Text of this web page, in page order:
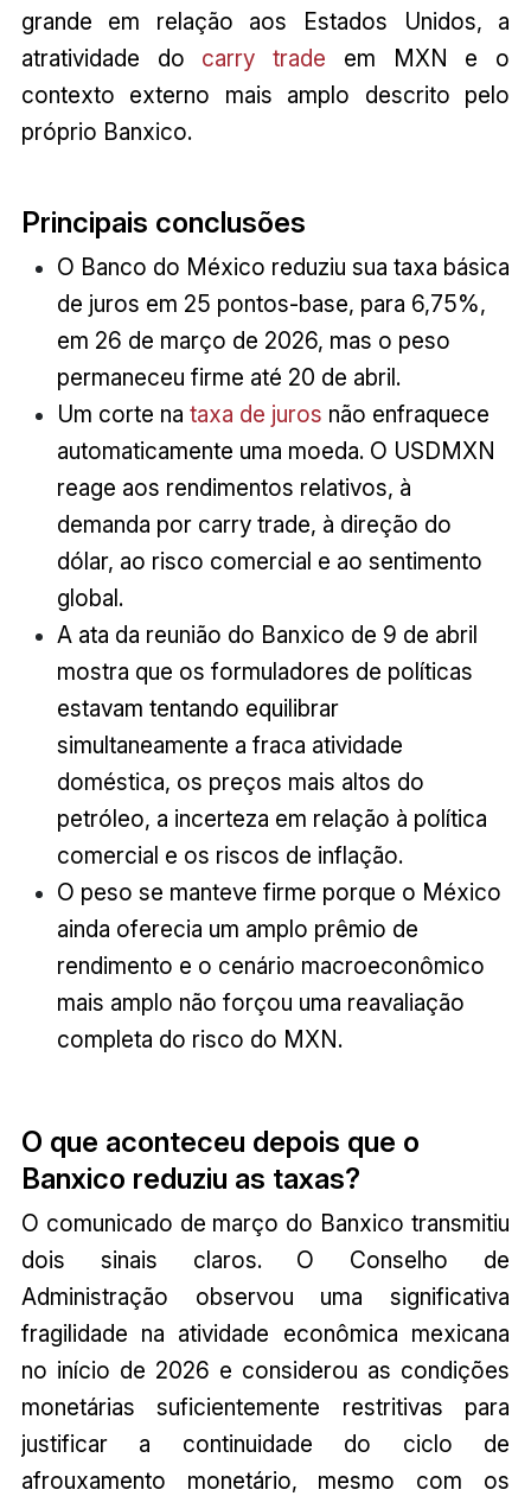
grande em relação aos Estados Unidos, a
atratividade do carry trade em MXN e o
contexto externo mais amplo descrito pelo
próprio Banxico.
Principais conclusões
O Banco do México reduziu sua taxa básica
de juros em 25 pontos-base, para 6,75%,
em 26 de março de 2026, mas o peso
permaneceu firme até 20 de abril.
Um corte na taxa de juros não enfraquece
automaticamente uma moeda. O USDMXN
reage aos rendimentos relativos, à
demanda por carry trade, à direção do
dólar, ao risco comercial e ao sentimento
global.
A ata da reunião do Banxico de 9 de abril
mostra que os formuladores de políticas
estavam tentando equilibrar
simultaneamente a fraca atividade
doméstica, os preços mais altos do
petróleo, a incerteza em relação à política
comercial e os riscos de inflação.
O peso se manteve firme porque o México
ainda oferecia um amplo prêmio de
rendimento e o cenário macroeconômico
mais amplo não forçou uma reavaliação
completa do risco do MXN.
O que aconteceu depois que o
Banxico reduziu as taxas?
O comunicado de março do Banxico transmitiu
dois sinais claros. O Conselho de
Administração observou uma significativa
fragilidade na atividade econômica mexicana
no início de 2026 e considerou as condições
monetárias suficientemente restritivas para
justificar a continuidade do ciclo de
afrouxamento monetário, mesmo com os